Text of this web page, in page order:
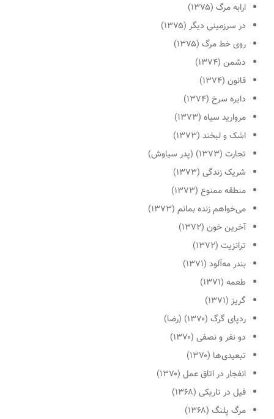
ارابه مرگ (۱۳۷۵)
در سرزمینی دیگر (۱۳۷۵)
روی خط مرگ (۱۳۷۵)
دشمن (۱۳۷۴)
قانون (۱۳۷۴)
دایره سرخ (۱۳۷۴)
مروارید سیاه (۱۳۷۳)
اشک و لبخند (۱۳۷۳)
تجارت (۱۳۷۳) (پدر سیاوش)
شریک زندگی (۱۳۷۳)
منطقه ممنوع (۱۳۷۳)
می‌خواهم زنده بمانم (۱۳۷۳)
آخرین خون (۱۳۷۲)
ترانزیت (۱۳۷۲)
بندر مه‌آلود (۱۳۷۱)
طعمه (۱۳۷۱)
گریز (۱۳۷۱)
ردپای گرگ (۱۳۷۰) (رضا)
دو نفر و نصفی (۱۳۷۰)
تبعیدی‌ها (۱۳۷۰)
انفجار در اتاق عمل (۱۳۷۰)
فیل در تاریکی (۱۳۶۸)
مرگ پلنگ (۱۳۶۸)